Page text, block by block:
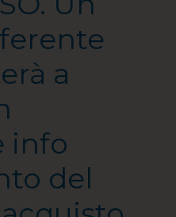
a
info
del